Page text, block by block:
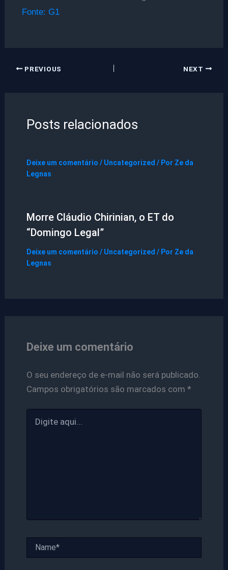
Fonte: G1
PREVIOUS NEXT
Posts relacionados
Deixe um comentário / Uncategorized / Por Ze da
Legnas
Morre Cláudio Chirinian, o ET do
“Domingo Legal”
Deixe um comentário / Uncategorized / Por Ze da
Legnas
Deixe um comentário
O seu endereço de e-mail não será publicado.
Campos obrigatórios são marcados com *
aqui...